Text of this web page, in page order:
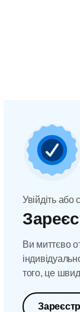
Увійдіть або
Ви миттєво
того, це